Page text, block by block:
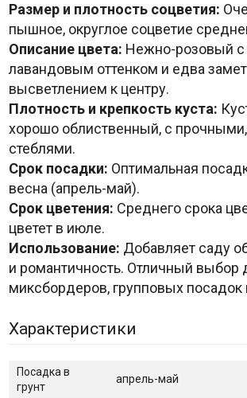
Размер и плотность соцветия:
пышное, округлое соцветие
Описание цвета: Нежно-розовый с
лавандовым оттенком и едва
высветлением к центру.
Плотность и крепкость куста:
хорошо облиственный, с
стеблями.
Срок посадки: Оптимальная
весна (апрель-май).
Срок цветения: Среднего срока
цветет в июле.
Использование: Добавляет саду
и романтичность. Отличный выбор
миксбордеров, групповых посадок
Характеристики
Посадка в
грунт
апрель-май